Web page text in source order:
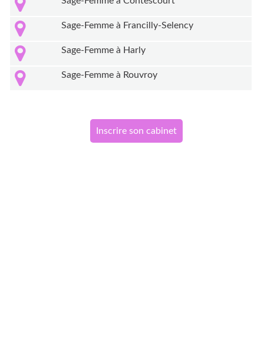
Sage-Femme à Francilly-Selency
Sage-Femme à Harly
Sage-Femme à Rouvroy
Inscrire son cabinet